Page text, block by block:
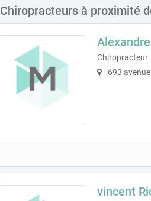
Chiropracteurs à proximité
Chiropracteur
693
vincent